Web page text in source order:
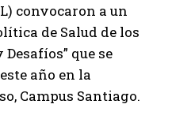
convocaron a un
de Salud de los
que se
año en la
Campus Santiago.